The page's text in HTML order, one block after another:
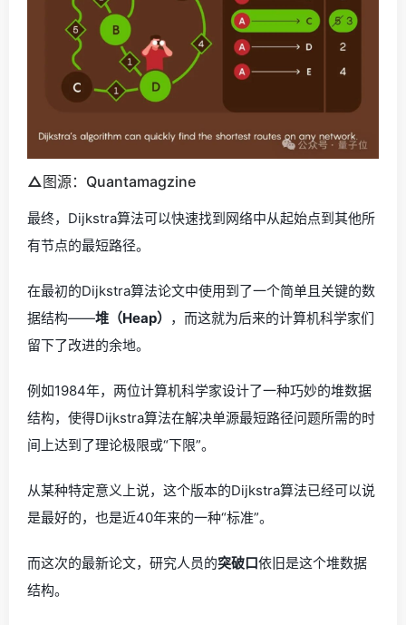
△图源：Quantamagzine
最终，Dijkstra算法可以快速找到网络中从起始点到其他所
有节点的最短路径。
在最初的Dijkstra算法论文中使用到了一个简单且关键的数
据结构——堆（Heap） ，而这就为后来的计算机科学家们
留下了改进的余地。
例如1984年，两位计算机科学家设计了一种巧妙的堆数据
结构，使得Dijkstra算法在解决单源最短路径问题所需的时
间上达到了理论极限或“下限”。
从某种特定意义上说，这个版本的Dijkstra算法已经可以说
是最好的，也是近40年来的一种“标准”。
而这次的最新论文，研究人员的突破口依旧是这个堆数据
结构。